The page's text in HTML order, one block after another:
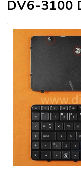
DV6-3100